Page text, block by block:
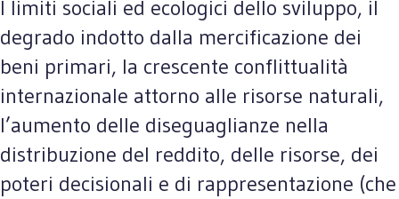
I limiti sociali ed ecologici dello sviluppo, il
degrado indotto dalla mercificazione dei
beni primari, la crescente conflittualità
internazionale attorno alle risorse naturali,
l’aumento delle diseguaglianze nella
distribuzione del reddito, delle risorse, dei
poteri decisionali e di rappresentazione (che